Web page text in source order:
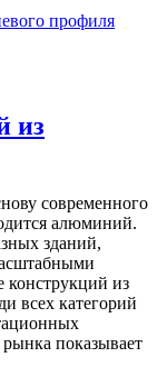
из
современного
алюминий.
зданий,
конструкций из
всех категорий
показывает